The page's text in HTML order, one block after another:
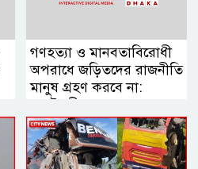
গণহত্যা ও মানবতাবিরোধী
অপরাধে জড়িতদের রাজনীতি
মানুষ গ্রহণ করবে না:
স্বরাষ্ট্রমন্ত্রী